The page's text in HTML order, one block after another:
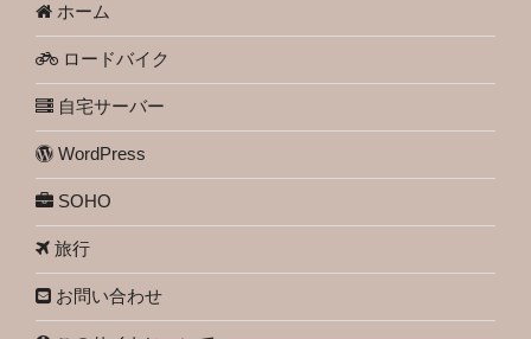
ホーム
ロードバイク
自宅サーバー
WordPress
SOHO
旅行
お問い合わせ